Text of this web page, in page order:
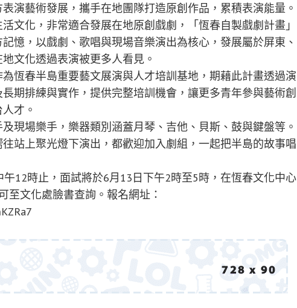
藝術發展，攜手在地團隊打造原創作品，累積表演能量。
文化，非常適合發展在地原創戲劇，「恆春自製戲劇計畫」
憶，以戲劇、歌唱與現場音樂演出為核心，發展屬於屏東、
文化透過表演被更多人看見。
春半島重要藝文展演與人才培訓基地，期藉此計畫透過演
期排練與實作，提供完整培訓機會，讓更多青年參與藝術創
才。
場樂手，樂器類別涵蓋月琴、吉他、貝斯、鼓與鍵盤等。
站上聚光燈下演出，都歡迎加入劇組，一起把半島的故事唱
時止，面試將於6月13日下午2時至5時，在恆春文化中心
至文化處臉書查詢。報名網址：